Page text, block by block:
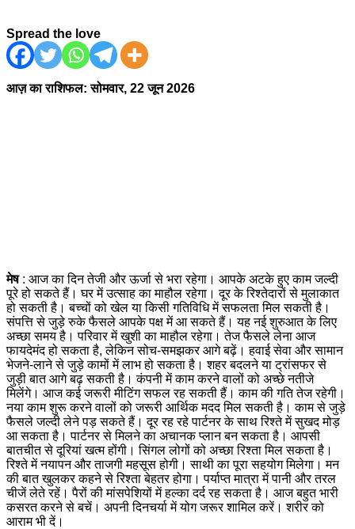
Spread the love
आज़ का राशिफल: सोमवार, 22 जून 2026
मेष : आज का दिन तेजी और ऊर्जा से भरा रहेगा। आपके अटके हुए काम जल्दी
पूरे हो सकते हैं। घर में उत्साह का माहौल रहेगा। दूर के रिश्तेदारों से मुलाकात
हो सकती है। बच्चों को खेल या किसी गतिविधि में सफलता मिल सकती है।
संपत्ति से जुड़े रुके फैसले आपके पक्ष में आ सकते हैं। यह नई शुरुआत के लिए
अच्छा समय है। परिवार में खुशी का माहौल रहेगा। तेज फैसले लेना आज
फायदेमंद हो सकता है, लेकिन सोच-समझकर आगे बढ़ें। हवाई सेवा और सामान
भेजने-लाने से जुड़े कामों में लाभ हो सकता है। शहर बदलने या ट्रांसफर से
जुड़ी बात आगे बढ़ सकती है। कंपनी में काम करने वालों को अच्छे नतीजे
मिलेंगे। आज कई जरूरी मीटिंग सफल रह सकती हैं। काम की गति तेज रहेगी।
नया काम शुरू करने वालों को जरूरी आर्थिक मदद मिल सकती है। काम से जुड़े
फैसले जल्दी लेने पड़ सकते हैं।दूर रह रहे पार्टनर के साथ रिश्ते में सुखद मोड़
आ सकता है। पार्टनर से मिलने का अचानक प्लान बन सकता है। आपसी
बातचीत से दूरियां खत्म होंगी। सिंगल लोगों को अच्छा रिश्ता मिल सकता है।
रिश्ते में नयापन और ताजगी महसूस होगी। साथी का पूरा सहयोग मिलेगा। मन
की बात खुलकर कहने से रिश्ता बेहतर होगा।पर्याप्त मात्रा में पानी और तरल
चीजें लेते रहें। पैरों की मांसपेशियों में हल्का दर्द रह सकता है। आज बहुत भारी
कसरत करने से बचें। अपनी दिनचर्या में योग जरूर शामिल करें। शरीर को
आराम भी दें।